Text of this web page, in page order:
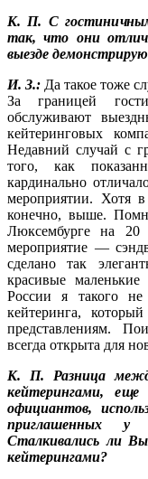
К. П. С
так, что они
выезде
И. З.: Да такое тоже
За границей
обслуживают
кейтеринговых
Недавний случай с
того, как
кардинально
мероприятии. Хотя
конечно, выше.
Люксембурге на 20
мероприятие —
сделано так
красивые
России я такого
кейтеринга,
представлениям.
всегда открыта для
К. П. Разница
кейтерингами,
официантов,
приглашенных у
Сталкивались ли
кейтерингами?